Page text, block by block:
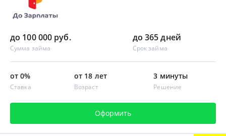
до 100 000 руб.
Сумма займа
до 365 дней
Срок займа
от 0%
Ставка
от 18 лет
Возраст
3 минуты
Решение
Оформить